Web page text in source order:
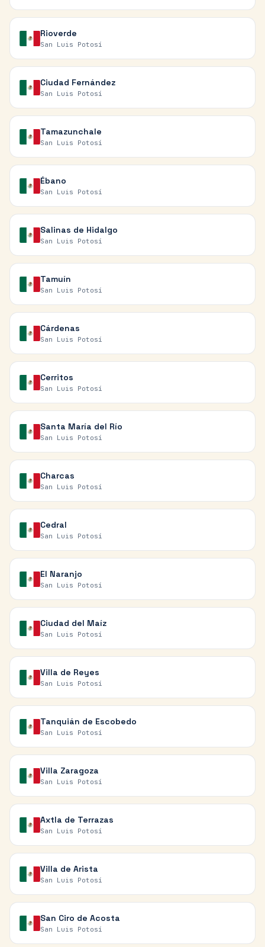
Rioverde
San Luis Potosí
Ciudad Fernández
San Luis Potosí
Tamazunchale
San Luis Potosí
Ébano
San Luis Potosí
Salinas de Hidalgo
San Luis Potosí
Tamuín
San Luis Potosí
Cárdenas
San Luis Potosí
Cerritos
San Luis Potosí
Santa María del Río
San Luis Potosí
Charcas
San Luis Potosí
Cedral
San Luis Potosí
El Naranjo
San Luis Potosí
Ciudad del Maíz
San Luis Potosí
Villa de Reyes
San Luis Potosí
Tanquián de Escobedo
San Luis Potosí
Villa Zaragoza
San Luis Potosí
Axtla de Terrazas
San Luis Potosí
Villa de Arista
San Luis Potosí
San Ciro de Acosta
San Luis Potosí